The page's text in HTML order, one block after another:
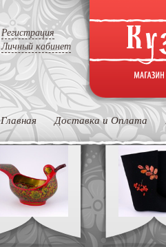
Регистрация
Личный кабинет
Главная Доставка и Оплата